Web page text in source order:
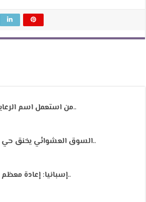
من استعمل اسم الرعاية الملكية قبل صدور ا..
السوق العشوائي يخنق حي الجوهرة بسيدي موم..
إسبانيا: إعادة معظم المهاجرين الذين دخلو..